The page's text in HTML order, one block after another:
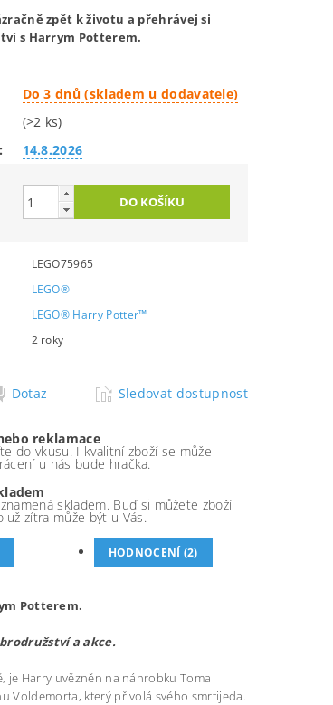
zpět k životu a přehrávej si
s Harrym Potterem.
Do 3 dnů (skladem u dodavatele)
(>2 ks)
14.8.2026
LEGO75965
LEGO®
LEGO® Harry Potter™
2 roky
Dotaz Sledovat dostupnost
reklamace
do vkusu. I kvalitní zboží se může
u nás bude hračka.
skladem. Buď si můžete zboží
už zítra může být u Vás.
HODNOCENÍ (2)
Potterem.
a akce.
je Harry uvězněn na náhrobku Toma
Voldemorta, který přivolá svého smrtijeda.